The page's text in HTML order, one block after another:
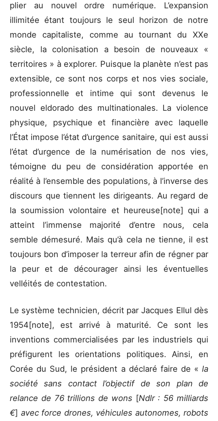
plier au nouvel ordre numérique. L’expansion
illimitée étant toujours le seul horizon de notre
monde capitaliste, comme au tournant du XXe
siècle, la colonisation a besoin de nouveaux «
territoires » à explorer. Puisque la planète n’est pas
extensible, ce sont nos corps et nos vies sociale,
professionnelle et intime qui sont devenus le
nouvel eldorado des multinationales. La violence
physique, psychique et financière avec laquelle
l’État impose l’état d’urgence sanitaire, qui est aussi
l’état d’urgence de la numérisation de nos vies,
témoigne du peu de considération apportée en
réalité à l’ensemble des populations, à l’inverse des
discours que tiennent les dirigeants. Au regard de
la soumission volontaire et heureuse[note] qui a
atteint l’immense majorité d’entre nous, cela
semble démesuré. Mais qu’à cela ne tienne, il est
toujours bon d’imposer la terreur afin de régner par
la peur et de décourager ainsi les éventuelles
velléités de contestation.
Le système technicien, décrit par Jacques Ellul dès
1954[note], est arrivé à maturité. Ce sont les
inventions commercialisées par les industriels qui
préfigurent les orientations politiques. Ainsi, en
Corée du Sud, le président a déclaré faire de « la
société sans contact l’objectif de son plan de
relance de 76 trillions de wons [Ndlr : 56 milliards
€] avec force drones, véhicules autonomes, robots